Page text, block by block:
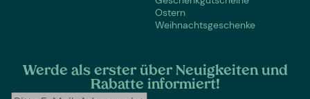
Ostern
Weihnachtsgeschenke
Werde als erster über Neuigkeiten und
Rabatte informiert!